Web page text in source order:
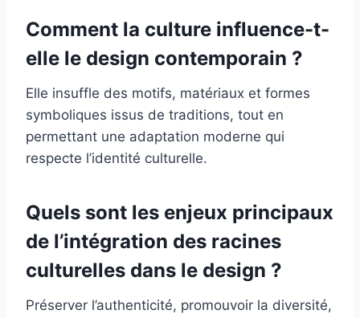
Comment la culture influence-t-
elle le design contemporain ?
Elle insuffle des motifs, matériaux et formes
symboliques issus de traditions, tout en
permettant une adaptation moderne qui
respecte l’identité culturelle.
Quels sont les enjeux principaux
de l’intégration des racines
culturelles dans le design ?
Préserver l’authenticité, promouvoir la diversité,